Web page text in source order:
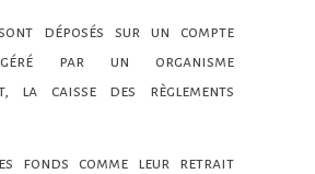
déposés sur un compte
par un organisme
la caisse des règlements
fonds comme leur retrait